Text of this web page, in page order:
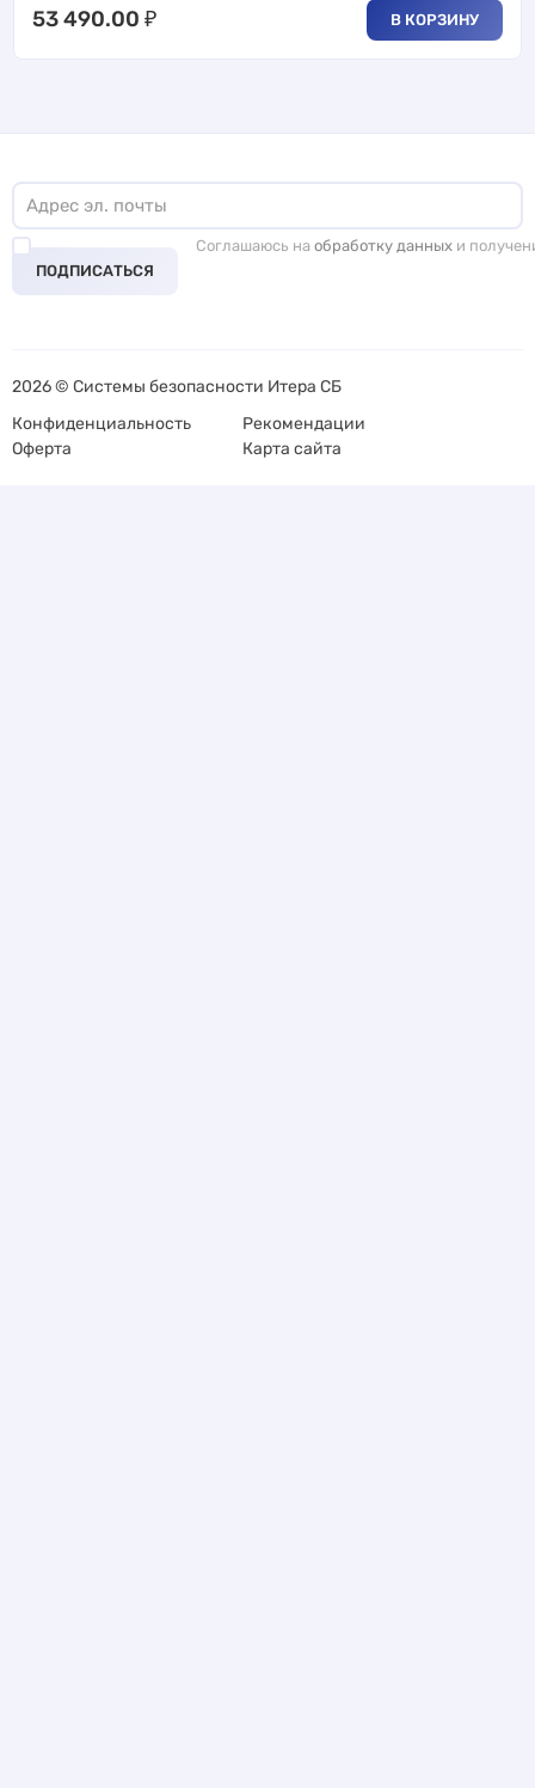
53 490.00 ₽ В КОРЗИНУ
ПОДПИСАТЬСЯ
Соглашаюсь на обработку данных и
2026 © Системы безопасности Итера СБ
Конфиденциальность
Рекомендации
Оферта
Карта сайта